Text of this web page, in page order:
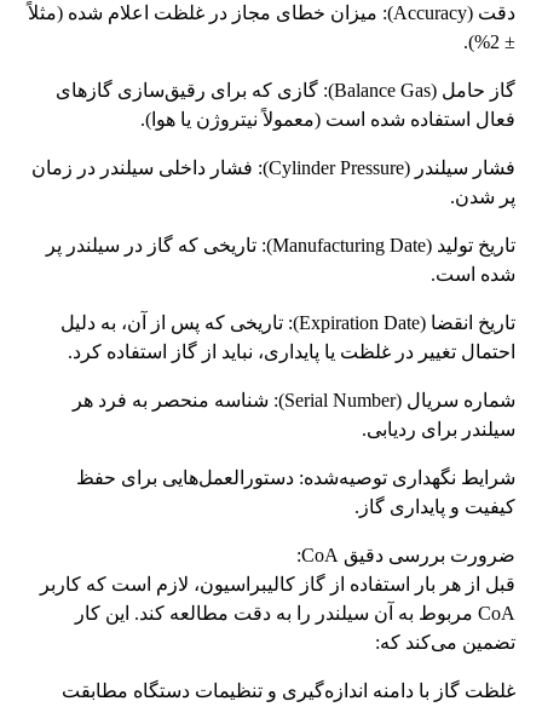
دقت (Accuracy): میزان خطای مجاز در غلظت اعلام شده (مثلاً
± 2%).
گاز حامل (Balance Gas): گازی که برای رقیق‌سازی گازهای
فعال استفاده شده است (معمولاً نیتروژن یا هوا).
فشار سیلندر (Cylinder Pressure): فشار داخلی سیلندر در زمان
پر شدن.
تاریخ تولید (Manufacturing Date): تاریخی که گاز در سیلندر پر
شده است.
تاریخ انقضا (Expiration Date): تاریخی که پس از آن، به دلیل
احتمال تغییر در غلظت یا پایداری، نباید از گاز استفاده کرد.
شماره سریال (Serial Number): شناسه منحصر به فرد هر
سیلندر برای ردیابی.
شرایط نگهداری توصیه‌شده: دستورالعمل‌هایی برای حفظ
کیفیت و پایداری گاز.
ضرورت بررسی دقیق CoA:
قبل از هر بار استفاده از گاز کالیبراسیون، لازم است که کاربر
CoA مربوط به آن سیلندر را به دقت مطالعه کند. این کار
تضمین می‌کند که:
غلظت گاز با دامنه اندازه‌گیری و تنظیمات دستگاه مطابقت